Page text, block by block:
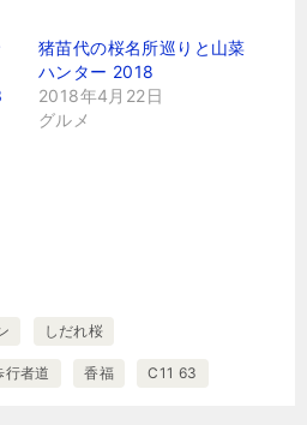
猪苗代の桜名所巡りと山菜
ハンター 2018
2018年4月22日
グルメ
しだれ桜
行者道 香福 C11 63